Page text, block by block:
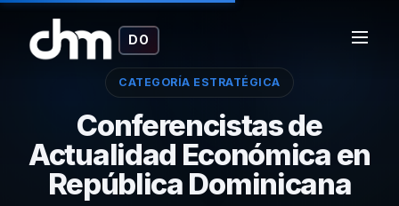
DO
CATEGORÍA ESTRATÉGICA
Conferencistas de
Actualidad Económica en
República Dominicana